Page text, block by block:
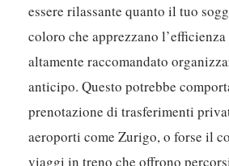
essere rilassante quanto il tuo
coloro che apprezzano
altamente raccomandato
anticipo. Questo potrebbe
prenotazione di trasferimenti
aeroporti come Zurigo, o forse il
viaggi in treno che offrono